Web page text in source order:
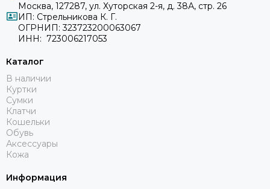
Москва, 127287, ул. Хуторская 2-я, д. 38А, стр. 26
ИП: Стрельникова К. Г.
ОГРНИП: 323723200063067
ИНН: 723006217053
Каталог
В наличии
Куртки
Сумки
Клатчи
Кошельки
Обувь
Аксессуары
Кожа
Информация